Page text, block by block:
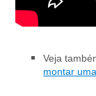
Veja
montar